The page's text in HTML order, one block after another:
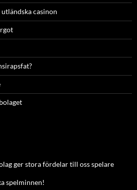
casinon
ger stora fördelar till oss spelare
spelminnen!